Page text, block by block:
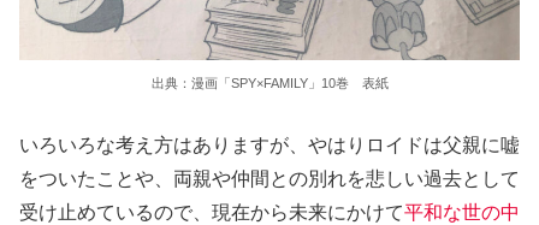
出典：漫画「SPY×FAMILY」10巻 表紙
いろいろな考え方はありますが、やはりロイドは父親に嘘
をついたことや、両親や仲間との別れを悲しい過去として
受け止めているので、現在から未来にかけて平和な世の中